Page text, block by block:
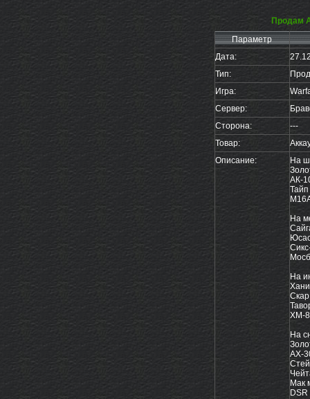
Продам
Параметр
Дата:
Тип:
Игра:
Сервер:
Сторона:
---
Товар:
Описание:
На
АК-
Тайп
На
На
ХМ-8
На
АХ-
Мак
DSR